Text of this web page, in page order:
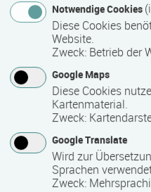
20
Teilnahmegebühr
25,00 €
Hinweis des
Anbieter eventuell
Weitere Informationen im
Notwendige Cookies
Diese Cookies
Website.
Zweck: Betrieb der
Google Maps
Diese Cookies
Kartenmaterial.
Zweck:
Google Translate
Wird zur
Sprachen
Zweck: